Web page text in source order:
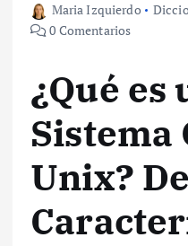
Maria Izquierdo
0 Comentarios
¿Qué es
Sistema
Unix?